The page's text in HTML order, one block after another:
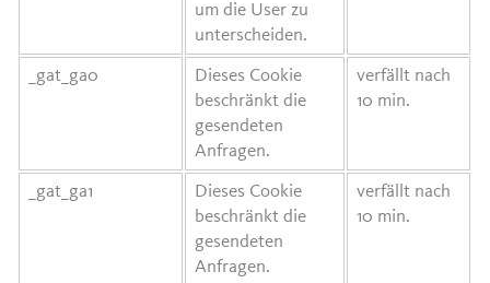
um die User zu
unterscheiden.
_gat_ga0
Dieses Cookie
beschränkt die
gesendeten
Anfragen.
verfällt nach
10 min.
_gat_ga1
Dieses Cookie
beschränkt die
gesendeten
Anfragen.
verfällt nach
10 min.